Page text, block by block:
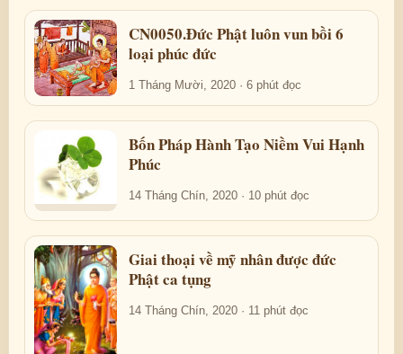
CN0050.Đức Phật luôn vun bồi 6
loại phúc đức
1 Tháng Mười, 2020 · 6 phút đọc
Bốn Pháp Hành Tạo Niềm Vui Hạnh
Phúc
14 Tháng Chín, 2020 · 10 phút đọc
Giai thoại về mỹ nhân được đức
Phật ca tụng
14 Tháng Chín, 2020 · 11 phút đọc